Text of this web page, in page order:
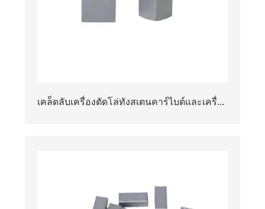
เคล็ดลับเครื่องตัดโล่ทังสเตนคาร์ไบด์และเครื่อง